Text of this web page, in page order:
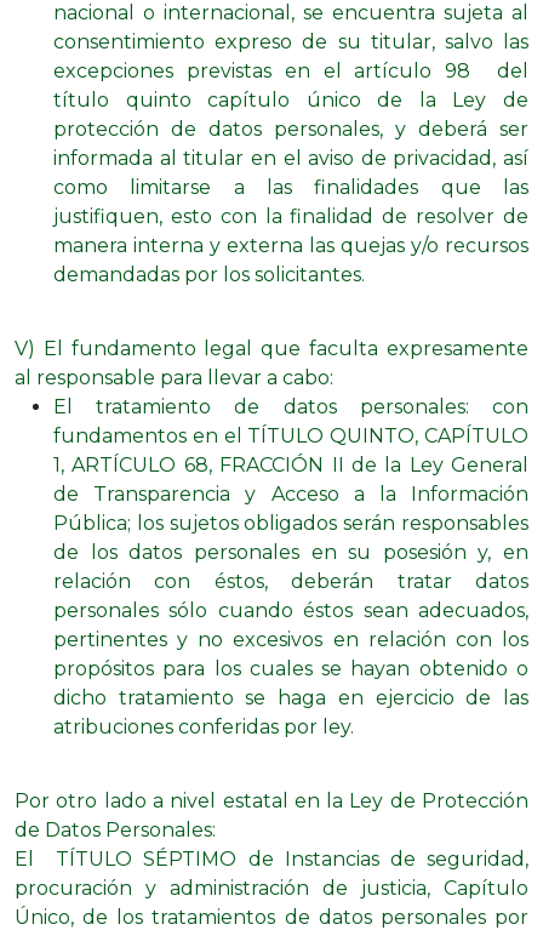
nacional o internacional, se encuentra sujeta al
consentimiento expreso de su titular, salvo las
excepciones previstas en el artículo 98 del
título quinto capítulo único de la Ley de
protección de datos personales, y deberá ser
informada al titular en el aviso de privacidad, así
como limitarse a las finalidades que las
justifiquen, esto con la finalidad de resolver de
manera interna y externa las quejas y/o recursos
demandadas por los solicitantes.
V) El fundamento legal que faculta expresamente
al responsable para llevar a cabo:
El tratamiento de datos personales: con
fundamentos en el TÍTULO QUINTO, CAPÍTULO
1, ARTÍCULO 68, FRACCIÓN II de la Ley General
de Transparencia y Acceso a la Información
Pública; los sujetos obligados serán responsables
de los datos personales en su posesión y, en
relación con éstos, deberán tratar datos
personales sólo cuando éstos sean adecuados,
pertinentes y no excesivos en relación con los
propósitos para los cuales se hayan obtenido o
dicho tratamiento se haga en ejercicio de las
atribuciones conferidas por ley.
Por otro lado a nivel estatal en la Ley de Protección
de Datos Personales:
El TÍTULO SÉPTIMO de Instancias de seguridad,
procuración y administración de justicia, Capítulo
Único, de los tratamientos de datos personales por